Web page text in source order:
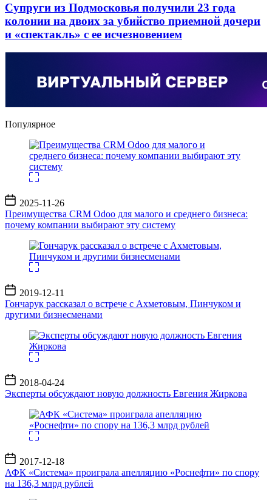
Супруги из Подмосковья получили 23 года
колонии на двоих за убийство приемной дочери
и «спектакль» с ее исчезновением
Популярное
Дата
записи
2025-11-26
Преимущества CRM Odoo для малого и среднего бизнеса:
почему компании выбирают эту систему
Дата
записи
2019-12-11
Гончарук рассказал о встрече с Ахметовым, Пинчуком и
другими бизнесменами
Дата
записи
2018-04-24
Эксперты обсуждают новую должность Евгения Жиркова
Дата
записи
2017-12-18
АФК «Система» проиграла апелляцию «Роснефти» по спору
на 136,3 млрд рублей